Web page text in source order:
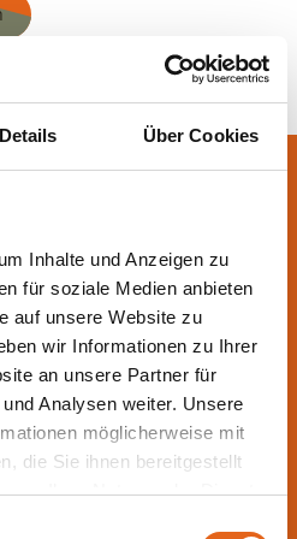
Details Über Cookies
Inhalte und Anzeigen zu
für soziale Medien anbieten
auf unsere Website zu
wir Informationen zu Ihrer
an unsere Partner für
Analysen weiter. Unsere
möglicherweise mit
die Sie ihnen bereitgestellt
Ihrer Nutzung der Dienste